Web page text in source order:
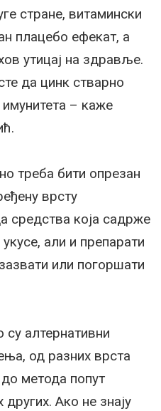
стране, витамински
плацебо ефекат, а
утицај на здравље.
да цинк стварно
– каже
треба бити опрезан
врсту
средства која садрже
али и препарати
или погоршати
алтернативни
од разних врста
метода попут
Ако не знају